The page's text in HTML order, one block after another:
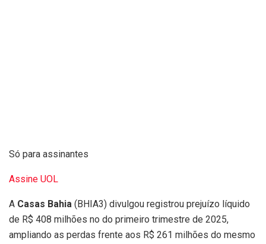
Só para assinantes
Assine UOL
A Casas Bahia (BHIA3) divulgou registrou prejuízo líquido
de R$ 408 milhões no do primeiro trimestre de 2025,
ampliando as perdas frente aos R$ 261 milhões do mesmo